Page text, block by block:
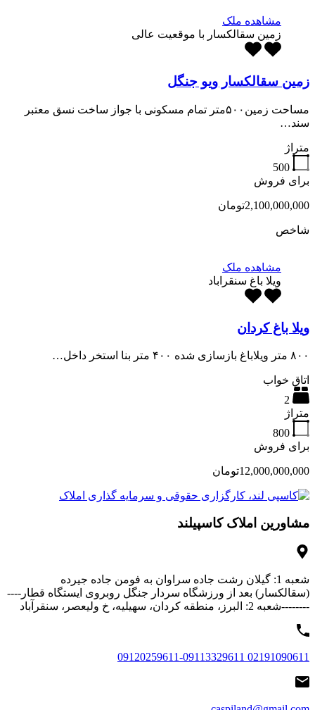
مشاهده ملک
زمین سقالکسار با موقعیت عالی
زمین سقالکسار ویو جنگل
مساحت زمین۵۰۰متر تمام مسکونی با جواز ساخت نسق معتبر
سند…
متراژ
500
برای فروش
2,100,000,000تومان
شاخص
مشاهده ملک
ویلا باغ سنقراباد
ویلا باغ کردان
۸۰۰ متر ویلاباغ بازسازی شده ۴۰۰ متر بنا استخر داخل…
اتاق خواب
2
متراژ
800
برای فروش
12,000,000,000تومان
مشاورین املاک کاسپیلند
شعبه 1: گیلان رشت جاده سراوان به فومن جاده جیرده
(سقالکسار) بعد از ورزشگاه سردار جنگل روبروی ایستگاه قطار----
--------شعبه 2: البرز، منطقه کردان، سهیلیه، خ ولیعصر، سنقرآباد
02191090611 09120259611-09113329611